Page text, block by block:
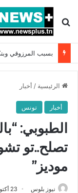
بحث عن
الرئيسية / أخبار
أخبار تونس
الطبوبي:
تصلح..تو
موديز”
نيوز بلوس 23 أكتوبر، 2021